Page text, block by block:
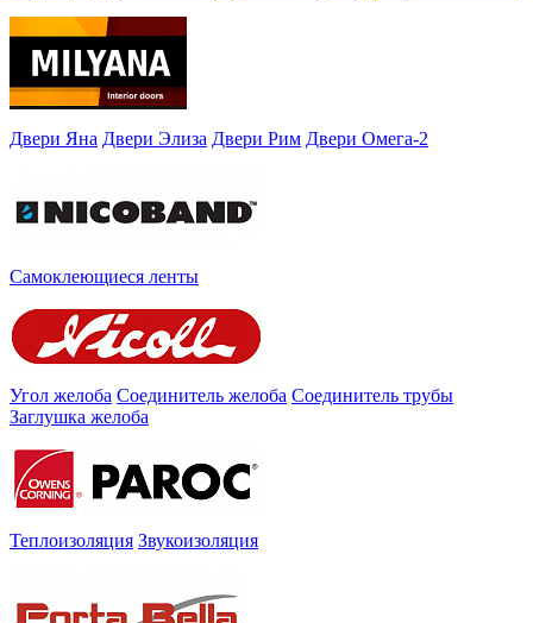
Двери Яна Двери Элиза Двери Рим Двери Омега-2
Самоклеющиеся ленты
Угол желоба Соединитель желоба Соединитель трубы
Заглушка желоба
Теплоизоляция Звукоизоляция